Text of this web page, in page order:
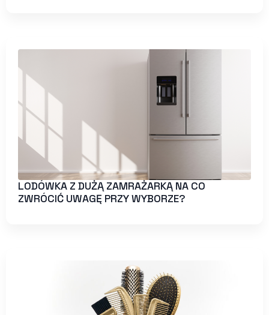
LODÓWKA Z DUŻĄ ZAMRAŻARKĄ NA CO
ZWRÓCIĆ UWAGĘ PRZY WYBORZE?